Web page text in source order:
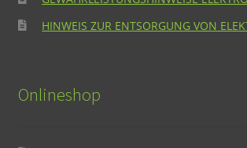
HINWEIS ZUR ENTSORGUNG VON
Onlineshop